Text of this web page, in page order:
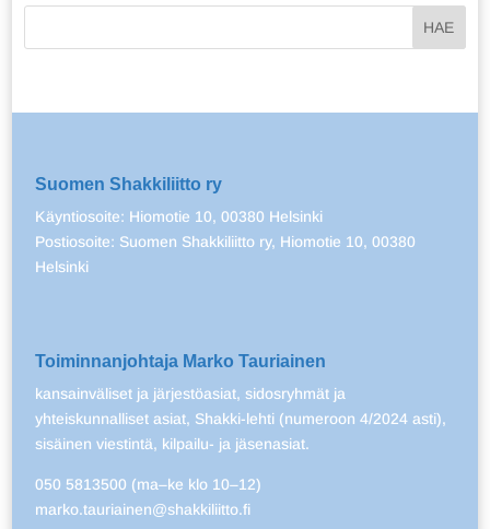
Suomen Shakkiliitto ry
Käyntiosoite: Hiomotie 10, 00380 Helsinki
Postiosoite: Suomen Shakkiliitto ry, Hiomotie 10, 00380
Helsinki
Toiminnanjohtaja Marko Tauriainen
kansainväliset ja järjestöasiat, sidosryhmät ja
yhteiskunnalliset asiat, Shakki-lehti (numeroon 4/2024 asti),
sisäinen viestintä, kilpailu- ja jäsenasiat.
050 5813500 (ma–ke klo 10–12)
marko.tauriainen@shakkiliitto.fi